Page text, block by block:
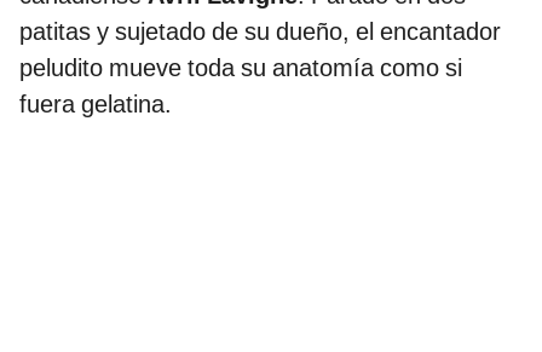
patitas y sujetado de su dueño, el encantador
peludito mueve toda su anatomía como si
fuera gelatina.